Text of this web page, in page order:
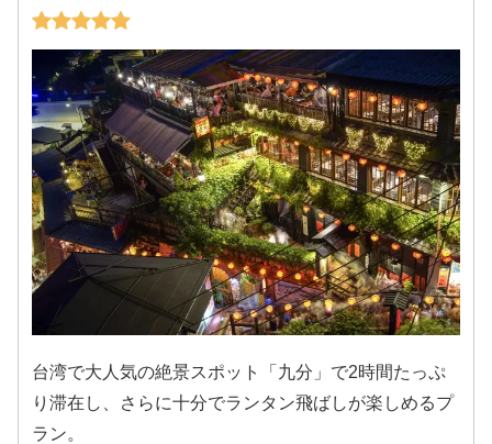
台湾で大人気の絶景スポット「九分」で2時間たっぷ
り滞在し、さらに十分でランタン飛ばしが楽しめるプ
ラン。